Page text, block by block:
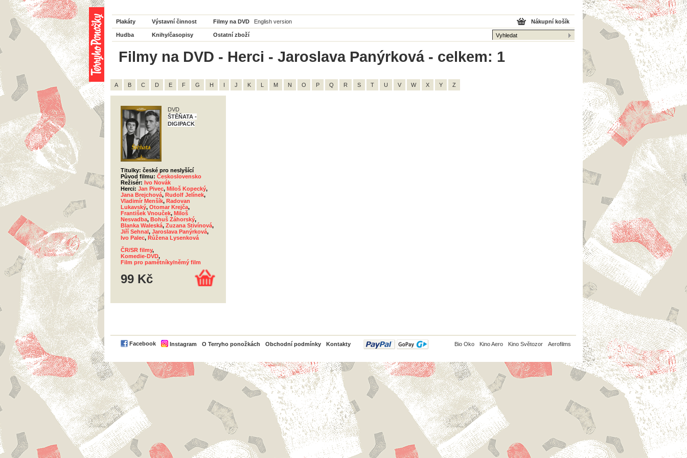
Plakáty Výstavní činnost Filmy na DVD English version
Hudba Knihy/časopisy Ostatní zboží
Nákupní košík
Filmy na DVD - Herci - Jaroslava Panýrková - celkem: 1
A B C D E F G H I J K L M N O P Q R S T U V W X Y Z
DVD
ŠTĚŇATA -
DIGIPACK
Titulky: české pro neslyšící
Původ filmu: Československo
Režisér: Ivo Novák
Herci: Jan Pivec, Miloš Kopecký,
Jana Brejchová, Rudolf Jelínek,
Vladimír Menšík, Radovan
Lukavský, Otomar Krejča,
František Vnouček, Miloš
Nesvadba, Bohuš Záhorský,
Blanka Waleská, Zuzana Stivínová,
Jiří Sehnal, Jaroslava Panýrková,
Ivo Palec, Růžena Lysenková
ČR/SR filmy,
Komedie-DVD,
Film pro pamětníky/němý film
99 Kč
Facebook Instagram O Terryho ponožkách Obchodní podmínky Kontakty
PayPal Bio Oko Kino Aero Kino Světozor Aerofilms